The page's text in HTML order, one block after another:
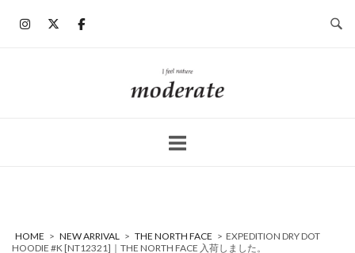
ホ
ー
HOME > NEW ARRIVAL > THE NORTH FACE > EXPEDITION DRY DOT
HOODIE #K [NT12321]｜THE NORTH FACE 入荷しました。